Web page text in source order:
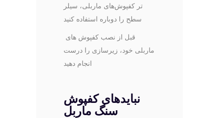
‌تر کفپوش‌های ماربلی، سیلر
سطح را دوباره استفاده کنید
ماربلی خود، زیرسازی را درست
انجام دهید
نبایدهای کفپوش
سنگ ماربل